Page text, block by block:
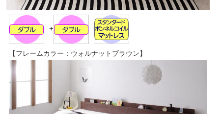
+
【フレームカラー：ウォルナットブラウン】